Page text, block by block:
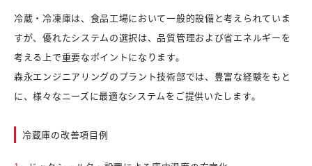
冷蔵・冷凍庫は、食品工場において一般的設備と考えられていま
すが、優れたシステムの選択は、品質管理および省エネルギーを
考える上で重要なポイントになります。
森永エンジニアリングのプラント技術部では、豊富な経験をもと
に、様々なニーズに最適なシステムをご提供いたします。
冷蔵庫の改善項目例